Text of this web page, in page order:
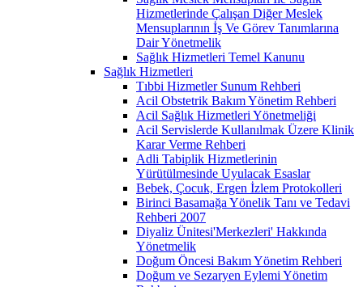
Hizmetlerinde Çalışan Diğer Meslek
Mensuplarının İş Ve Görev Tanımlarına
Dair Yönetmelik
Sağlık Hizmetleri Temel Kanunu
Sağlık Hizmetleri
Tıbbi Hizmetler Sunum Rehberi
Acil Obstetrik Bakım Yönetim Rehberi
Acil Sağlık Hizmetleri Yönetmeliği
Acil Servislerde Kullanılmak Üzere Klinik
Karar Verme Rehberi
Adli Tabiplik Hizmetlerinin
Yürütülmesinde Uyulacak Esaslar
Bebek, Çocuk, Ergen İzlem Protokolleri
Birinci Basamağa Yönelik Tanı ve Tedavi
Rehberi 2007
Diyaliz Ünitesi'Merkezleri' Hakkında
Yönetmelik
Doğum Öncesi Bakım Yönetim Rehberi
Doğum ve Sezaryen Eylemi Yönetim